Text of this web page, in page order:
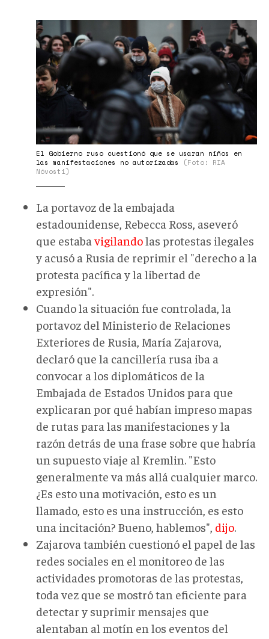
Niños.Protestas.jpg
El Gobierno ruso cuestionó que se usaran niños en
las manifestaciones no autorizadas
(Foto: RIA
Nóvosti)
La portavoz de la embajada
estadounidense, Rebecca Ross, aseveró
que estabavigilandolas protestas ilegales
y acusó a Rusia de reprimir el "derecho a la
protesta pacífica y la libertad de
expresión".
Cuando la situación fue controlada, la
portavoz del Ministerio de Relaciones
Exteriores de Rusia, María Zajarova,
declaró que la cancillería rusa iba a
convocar a los diplomáticos de la
Embajada de Estados Unidos para que
explicaran por qué habían impreso mapas
de rutas para las manifestaciones y la
razón detrás de una frase sobre que habría
un supuesto viaje al Kremlin. "Esto
generalmente va más allá cualquier marco.
¿Es esto una motivación, esto es un
llamado, esto es una instrucción, es esto
una incitación? Bueno, hablemos", dijo.
Zajarova también cuestionó el papel de las
redes sociales en el monitoreo de las
actividades promotoras de las protestas,
toda vez que se mostró tan eficiente para
detectar y suprimir mensajes que
alentaban al motín en los eventos del